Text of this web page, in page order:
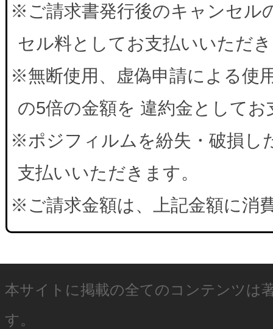
※ご請求書発行後のキャンセル
セル料としてお支払いいただ
※無断使用、虚偽申請による使
の5倍の金額を 違約金として
※ポジフィルムを紛失・破損し
支払いいただきます。
※ご請求金額は、上記金額に消
本サイトに掲載の全てのコンテンツは
す。